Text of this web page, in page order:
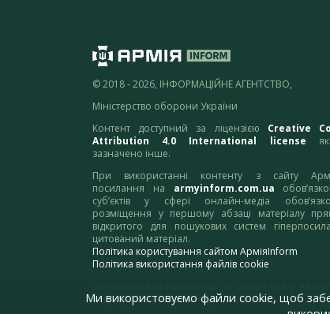
© 2018 - 2026, ІНФОРМАЦІЙНЕ АГЕНТСТВО,
Міністерство оборони України
Контент доступний за ліцензією Creative
Attribution 4.0 International license
зазначено інше.
При використанні контенту з сайту
посилання на armyinform.com.ua
суб’єктів у сфері онлайн-медіа
розміщення у першому абзаці матеріалу
відкритого для пошукових систем
цитований матеріал.
Політика користування сайтом АрміяInform
Політика використання файлів cookie
адресу:webmaster@armyinform.com.ua
Ми використовуємо файли cookie, щоб